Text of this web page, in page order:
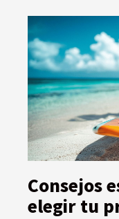
Consejos
elegir tu